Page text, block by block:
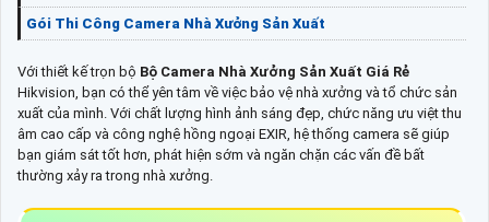
Gói Thi Công Camera Nhà Xưởng Sản Xuất
Với thiết kế trọn bộ Bộ Camera Nhà Xưởng Sản Xuất Giá Rẻ
Hikvision, bạn có thể yên tâm về việc bảo vệ nhà xưởng và tổ chức sản
xuất của mình. Với chất lượng hình ảnh sáng đẹp, chức năng ưu việt thu
âm cao cấp và công nghệ hồng ngoại EXIR, hệ thống camera sẽ giúp
bạn giám sát tốt hơn, phát hiện sớm và ngăn chặn các vấn đề bất
thường xảy ra trong nhà xưởng.